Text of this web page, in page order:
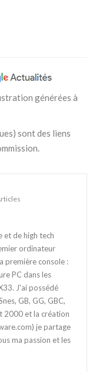
générées à
sont des liens
et de high tech
ordinateur
première console :
PC dans les
J'ai possédé
GB, GG, GBC,
2000 et la création
je partage
ma passion et les